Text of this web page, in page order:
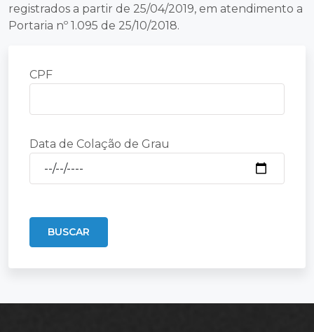
registrados a partir de 25/04/2019, em atendimento a
Portaria nº 1.095 de 25/10/2018.
CPF
Data de Colação de Grau
BUSCAR